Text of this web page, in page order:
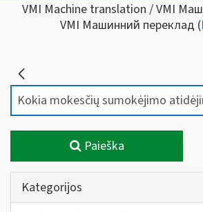
VMI Machine translation / VMI
VMI Машинний переклад (
Paieška
Kategorijos